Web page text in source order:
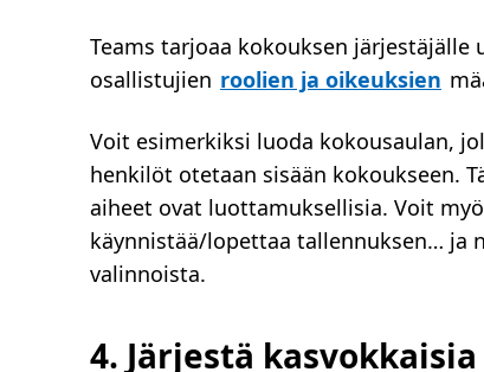
Teams tarjoaa kokouksen
osallistujien roolien ja oikeuksien
Voit esimerkiksi luoda kokousaulan,
henkilöt otetaan sisään kokoukseen.
aiheet ovat luottamuksellisia. Voit
käynnistää/lopettaa tallennuksen… ja
valinnoista.
4. Järjestä